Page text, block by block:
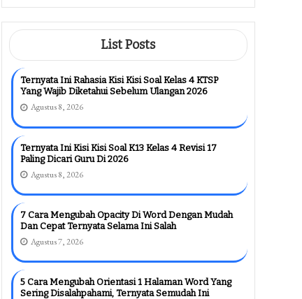
List Posts
Ternyata Ini Rahasia Kisi Kisi Soal Kelas 4 KTSP
Yang Wajib Diketahui Sebelum Ulangan 2026
Agustus 8, 2026
Ternyata Ini Kisi Kisi Soal K13 Kelas 4 Revisi 17
Paling Dicari Guru Di 2026
Agustus 8, 2026
7 Cara Mengubah Opacity Di Word Dengan Mudah
Dan Cepat Ternyata Selama Ini Salah
Agustus 7, 2026
5 Cara Mengubah Orientasi 1 Halaman Word Yang
Sering Disalahpahami, Ternyata Semudah Ini